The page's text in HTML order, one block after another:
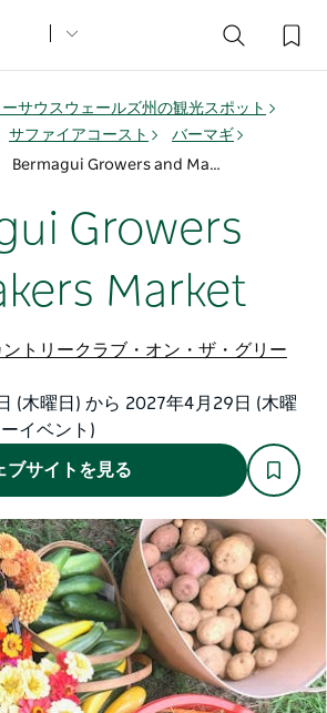
ーサウスウェールズ州の観光スポット
サファイアコースト
バーマギ
Bermagui Growers and Makers Market
Growers
Market
トリークラブ・オン・ザ・グリー
(木曜日) から 2027年4月29日 (木曜
イベント)
ブサイトを見る